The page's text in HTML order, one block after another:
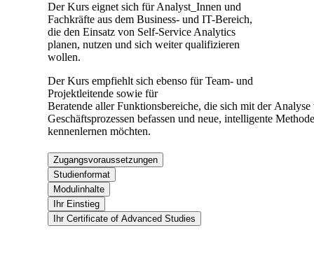
Der Kurs eignet sich für Analyst_Innen und
Fachkräfte aus dem Business- und IT-Bereich,
die den Einsatz von Self-Service Analytics
planen, nutzen und sich weiter qualifizieren
wollen.
Der Kurs empfiehlt sich ebenso für Team- und
Projektleitende sowie für
Beratende aller Funktionsbereiche, die sich mit der Analyse
Geschäftsprozessen befassen und neue, intelligente
kennenlernen möchten.
Zugangsvoraussetzungen
Studienformat
Modulinhalte
Ihr Einstieg
Ihr Certificate of Advanced Studies